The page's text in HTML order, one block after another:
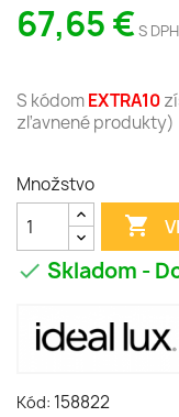
67,65 €S DPH
S kódomEXTRA10
zľavnené produkty)
Množstvo

 Skladom -
Kód: 158822